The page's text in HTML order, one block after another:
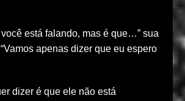
está falando, mas é que…” sua
apenas dizer que eu espero
dizer é que ele não está